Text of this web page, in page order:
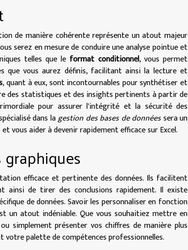
de manière cohérente représente un atout majeur
serez en mesure de conduire une analyse pointue et
telles que le format conditionnel, vous permet
que vous aurez définis, facilitant ainsi la lecture et
, quant à eux, sont incontournables pour synthétiser et
des statistiques et des insights pertinents à partir de
pour assurer l'intégrité et la sécurité des
dans lagestion des bases de donnéessera un
vous aider à devenir rapidement efficace sur Excel.
efficace et pertinente des données. Ils facilitent
ainsi de tirer des conclusions rapidement. Il existe
de données. Savoir les personnaliser en fonction
un atout indéniable. Que vous souhaitiez mettre en
simplement présenter vos chiffres de manière plus
votre palette de compétences professionnelles.